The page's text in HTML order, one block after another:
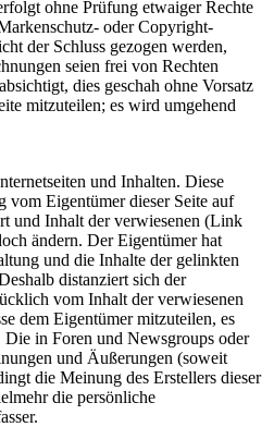
ohne Prüfung etwaiger Rechte
oder Copyright-
der Schluss gezogen werden,
seien frei von Rechten
dies geschah ohne Vorsatz
mitzuteilen; es wird umgehend
und Inhalten. Diese
vom Eigentümer dieser Seite auf
und Inhalt der verwiesenen (Link
ändern. Der Eigentümer hat
und die Inhalte der gelinkten
distanziert sich der
vom Inhalt der verwiesenen
dem Eigentümer mitzuteilen, es
in Foren und Newsgroups oder
und Äußerungen (soweit
die Meinung des Erstellers dieser
die persönliche